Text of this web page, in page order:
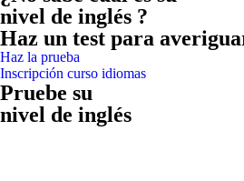
nivel de inglés ?
Haz un test para
Haz la prueba
Inscripción curso idiomas
Pruebe su
nivel de inglés